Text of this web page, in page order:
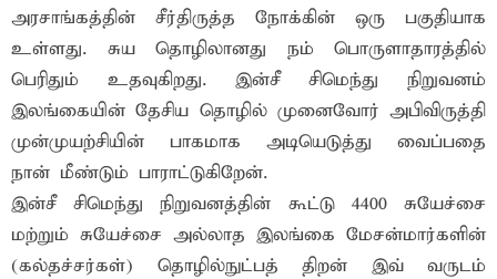
அரசாங்கத்தின் சீர்திருத்த நோக்கின் ஒரு பகுதியாக
உள்ளது. சுய தொழிலானது நம் பொருளாதாரத்தில்
பெரிதும் உதவுகிறது. இன்சீ சிமெந்து நிறுவனம்
இலங்கையின் தேசிய தொழில் முனைவோர் அபிவிருத்தி
முன்முயற்சியின் பாகமாக அடியெடுத்து வைப்பதை
நான் மீண்டும் பாராட்டுகிறேன்.
இன்சீ சிமெந்து நிறுவனத்தின் கூட்டு 4400 சுயேச்சை
மற்றும் சுயேச்சை அல்லாத இலங்கை மேசன்மார்களின்
(கல்தச்சர்கள்) தொழில்நுட்பத் திறன் இவ் வருடம்